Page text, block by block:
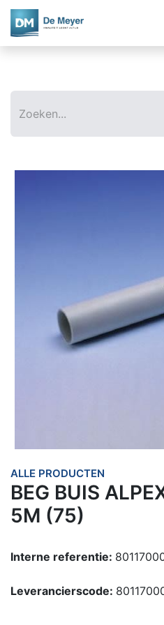
ALLE PRODUCTEN
BEG BUIS
5M (75)
Interne referentie:
Leverancierscode: